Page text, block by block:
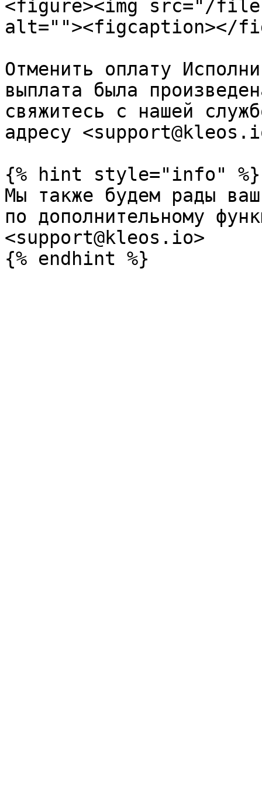
<figure><img src="/files/
alt=""><figcaption></
Отменить оплату
выплата была
свяжитесь с нашей
адресу
{% hint style="info" %}
Мы также будем рады
по дополнительному
<support@kleos.io>